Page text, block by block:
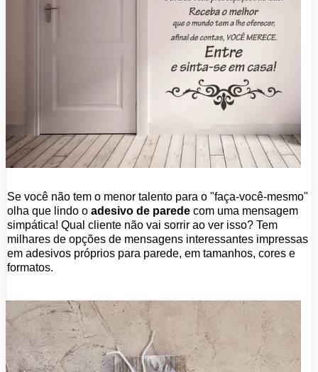
Se você não tem o menor talento para o "faça-você-mesmo"
olha que lindo o adesivo de parede com uma mensagem
simpática! Qual cliente não vai sorrir ao ver isso? Tem
milhares de opções de mensagens interessantes impressas
em adesivos próprios para parede, em tamanhos, cores e
formatos.